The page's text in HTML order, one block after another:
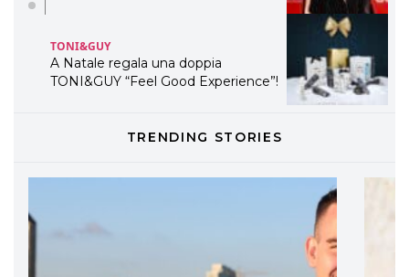
TONI&GUY
A Natale regala una doppia
TONI&GUY “Feel Good Experience”!
LABEL.M lancia la sua innovativa ed
professionali
TRENDING STORIES